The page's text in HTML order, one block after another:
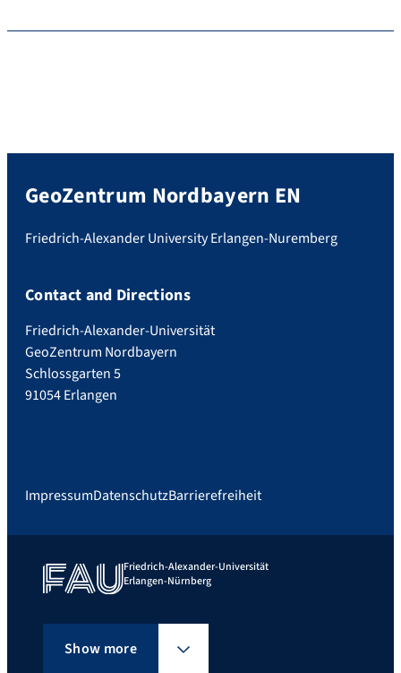
GeoZentrum Nordbayern EN
Friedrich-Alexander University Erlangen-Nuremberg
Contact and Directions
Friedrich-Alexander-Universität
GeoZentrum Nordbayern
Schlossgarten 5
91054 Erlangen
ImpressumDatenschutzBarrierefreiheit
Friedrich-Alexander-Universität
Erlangen-Nürnberg
Show more